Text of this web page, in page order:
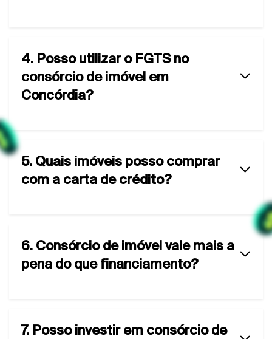
4. Posso utilizar o FGTS no
consórcio de imóvel em
Concórdia?
5. Quais imóveis posso comprar
com a carta de crédito?
6. Consórcio de imóvel vale mais a
pena do que financiamento?
7. Posso investir em consórcio de